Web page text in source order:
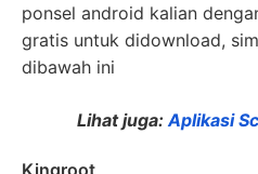
ponsel android kalian
gratis untuk didownload,
dibawah ini
Lihat juga: Aplikasi
Kingroot